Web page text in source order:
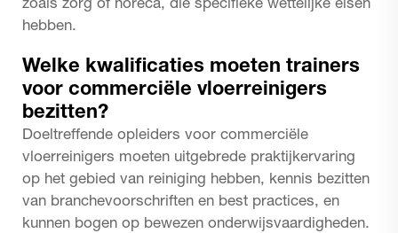
zoals zorg of horeca, die specifieke wettelijke eisen
hebben.
Welke kwalificaties moeten trainers
voor commerciële vloerreinigers
bezitten?
Doeltreffende opleiders voor commerciële
vloerreinigers moeten uitgebrede praktijkervaring
op het gebied van reiniging hebben, kennis bezitten
van branchevoorschriften en best practices, en
kunnen bogen op bewezen onderwijsvaardigheden.